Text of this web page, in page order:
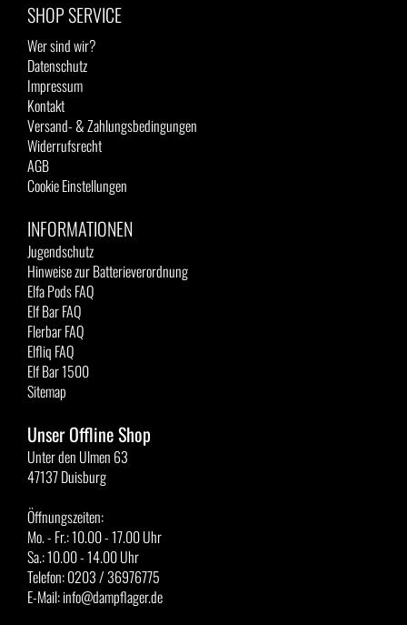
SHOP SERVICE
Wer sind wir?
Datenschutz
Impressum
Kontakt
Versand- & Zahlungsbedingungen
Widerrufsrecht
AGB
Cookie Einstellungen
INFORMATIONEN
Jugendschutz
Hinweise zur Batterieverordnung
Elfa Pods FAQ
Elf Bar FAQ
Flerbar FAQ
Elfliq FAQ
Elf Bar 1500
Sitemap
Unser Offline Shop
Unter den Ulmen 63
47137 Duisburg
Öffnungszeiten:
Mo. - Fr.: 10.00 - 17.00 Uhr
Sa.: 10.00 - 14.00 Uhr
Telefon: 0203 / 36976775
E-Mail: info@dampflager.de